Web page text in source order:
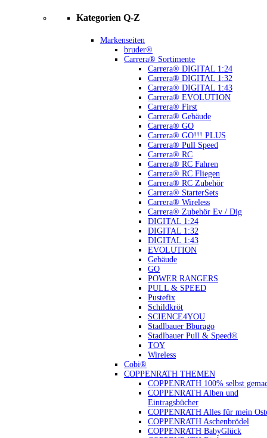
Kategorien Q-Z
Markenseiten
bruder®
Carrera® Sortimente
Carrera® DIGITAL 1:24
Carrera® DIGITAL 1:32
Carrera® DIGITAL 1:43
Carrera® EVOLUTION
Carrera® First
Carrera® Gebäude
Carrera® GO
Carrera® GO!!! PLUS
Carrera® Pull Speed
Carrera® RC
Carrera® RC Fahren
Carrera® RC Fliegen
Carrera® RC Zubehör
Carrera® StarterSets
Carrera® Wireless
Carrera® Zubehör Ev / Dig
DIGITAL 1:24
DIGITAL 1:32
DIGITAL 1:43
EVOLUTION
Gebäude
GO
POWER RANGERS
PULL & SPEED
Pustefix
Schildkröt
SCIENCE4YOU
Stadlbauer Bburago
Stadlbauer Pull & Speed®
TOY
Wireless
Cobi®
COPPENRATH THEMEN
COPPENRATH 100% selbst
COPPENRATH Alben und
Eintragsbücher
COPPENRATH Alles für mein
COPPENRATH Aschenbrödel
COPPENRATH BabyGlück